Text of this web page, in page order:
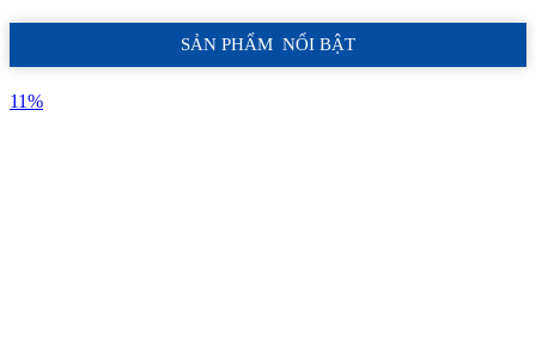
SẢN PHẨM NỔI BẬT
11%